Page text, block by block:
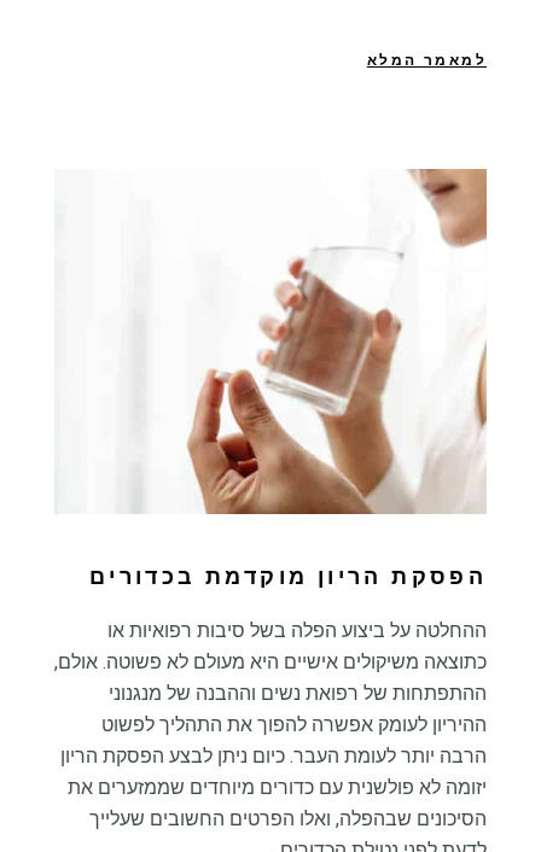
למאמר המלא
הפסקת הריון מוקדמת בכדורים
ההחלטה על ביצוע הפלה בשל סיבות רפואיות או
כתוצאה משיקולים אישיים היא מעולם לא פשוטה. אולם,
ההתפתחות של רפואת נשים וההבנה של מנגנוני
ההיריון לעומק אפשרה להפוך את התהליך לפשוט
הרבה יותר לעומת העבר. כיום ניתן לבצע הפסקת הריון
יזומה לא פולשנית עם כדורים מיוחדים שממזערים את
הסיכונים שבהפלה, ואלו הפרטים החשובים שעלייך